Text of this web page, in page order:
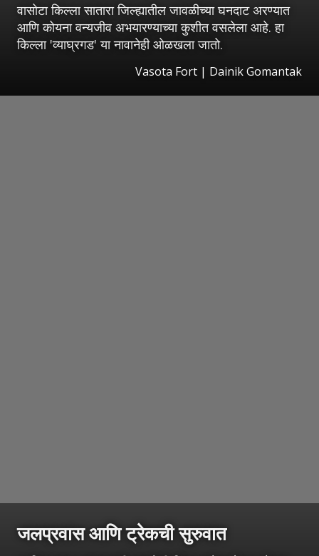
वासोटा किल्ला सातारा जिल्ह्यातील जावळीच्या घनदाट अरण्यात
आणि कोयना वन्यजीव अभयारण्याच्या कुशीत वसलेला आहे. हा
किल्ला 'व्याघ्रगड' या नावानेही ओळखला जातो.
Vasota Fort | Dainik Gomantak
जलप्रवास आणि ट्रेकची सुरुवात